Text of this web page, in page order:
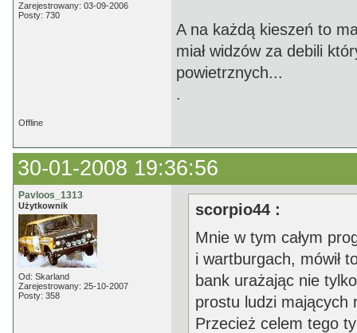
Zarejestrowany: 03-09-2006
Posty: 730
A na każdą kieszeń to
miał widzów za debili
powietrznych...
.
Offline
30-01-2008 19:36:56
Pavloos_1313
Użytkownik
Od: Skarland
Zarejestrowany: 25-10-2007
Posty: 358
scorpio44 :
Mnie w tym całym
i wartburgach, mówił
bank urażając nie
prostu ludzi mających
Przecież celem tego